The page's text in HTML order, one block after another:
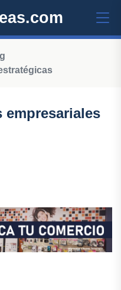
empresariales